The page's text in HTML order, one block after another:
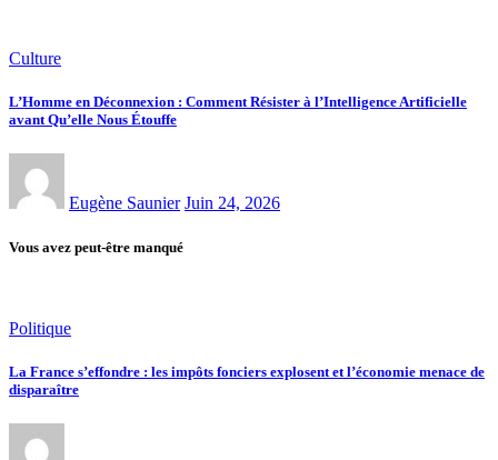
Culture
L’Homme en Déconnexion : Comment Résister à l’Intelligence Artificielle
avant Qu’elle Nous Étouffe
Eugène Saunier Juin 24, 2026
Vous avez peut-être manqué
Politique
La France s’effondre : les impôts fonciers explosent et l’économie menace de
disparaître